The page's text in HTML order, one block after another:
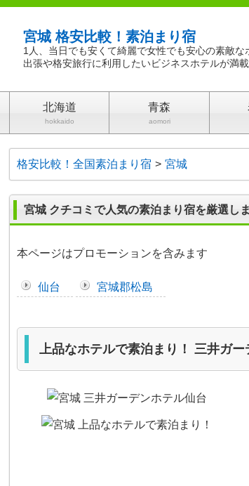
宮城 格安比較！素泊まり宿
1人、当日でも安くて綺麗で女性でも安心の素敵な
出張や格安旅行に利用したいビジネスホテルが満載
北海道
hokkaido
青森
aomori
格安比較！全国素泊まり宿 宮城
宮城 クチコミで人気の素泊まり宿を厳選し
本ページはプロモーションを含みます
仙台 宮城郡松島
上品なホテルで素泊まり！ 三井ガー